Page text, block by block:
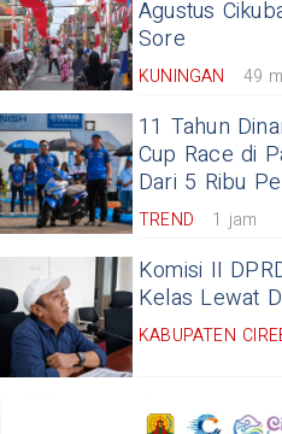
Agustus
Sore
KUNINGAN 49
11 Tahun
Cup Race di
Dari 5 Ribu
TREND 1 jam
Komisi II
Kelas Lewat
KABUPATEN